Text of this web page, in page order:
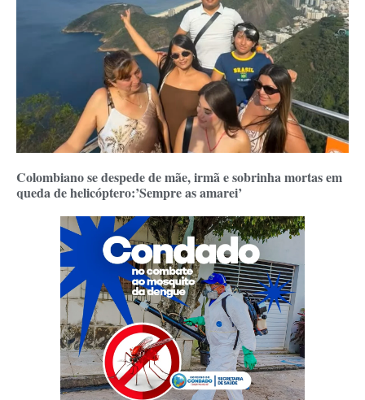
Colombiano se despede de mãe, irmã e sobrinha mortas em
queda de helicóptero:’Sempre as amarei’